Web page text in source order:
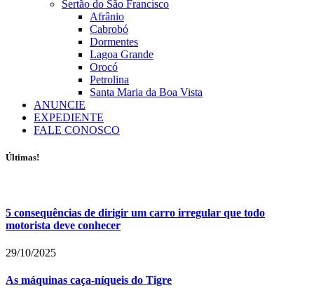
Sertão do São Francisco
Afrânio
Cabrobó
Dormentes
Lagoa Grande
Orocó
Petrolina
Santa Maria da Boa Vista
ANUNCIE
EXPEDIENTE
FALE CONOSCO
Últimas!
5 consequências de dirigir um carro irregular que todo
motorista deve conhecer
29/10/2025
As máquinas caça-níqueis do Tigre